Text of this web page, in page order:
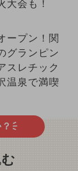
大会も！
ープン！関
グランピン
スレチック
温泉で満喫